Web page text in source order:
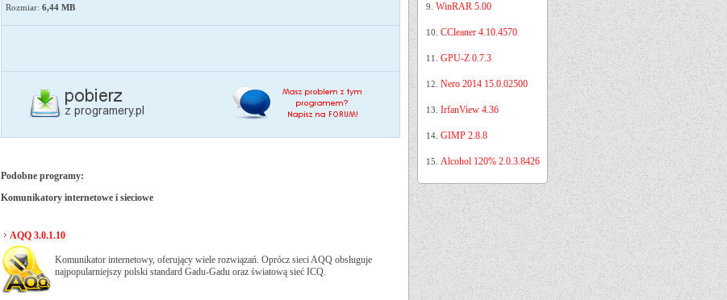
Rozmiar: 6,44 MB
Podobne programy:
Komunikatory internetowe i sieciowe
AQQ 3.0.1.10
Komunikator internetowy, oferujący wiele rozwiązań. Oprócz sieci AQQ obsługuje
najpopularniejszy polski standard Gadu-Gadu oraz światową sieć ICQ.
9. WinRAR 5.00
10. CCleaner 4.10.4570
11. GPU-Z 0.7.3
12. Nero 2014 15.0.02500
13. IrfanView 4.36
14. GIMP 2.8.8
15. Alcohol 120% 2.0.3.8426